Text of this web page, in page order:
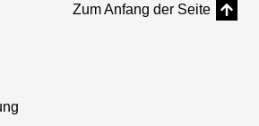
Zum Anfang der Seite